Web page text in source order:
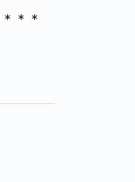
＊＊